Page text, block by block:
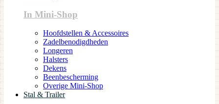
In Mini-Shop
Hoofdstellen & Accessoires
Zadelbenodigdheden
Longeren
Halsters
Dekens
Beenbescherming
Overige Mini-Shop
Stal & Trailer